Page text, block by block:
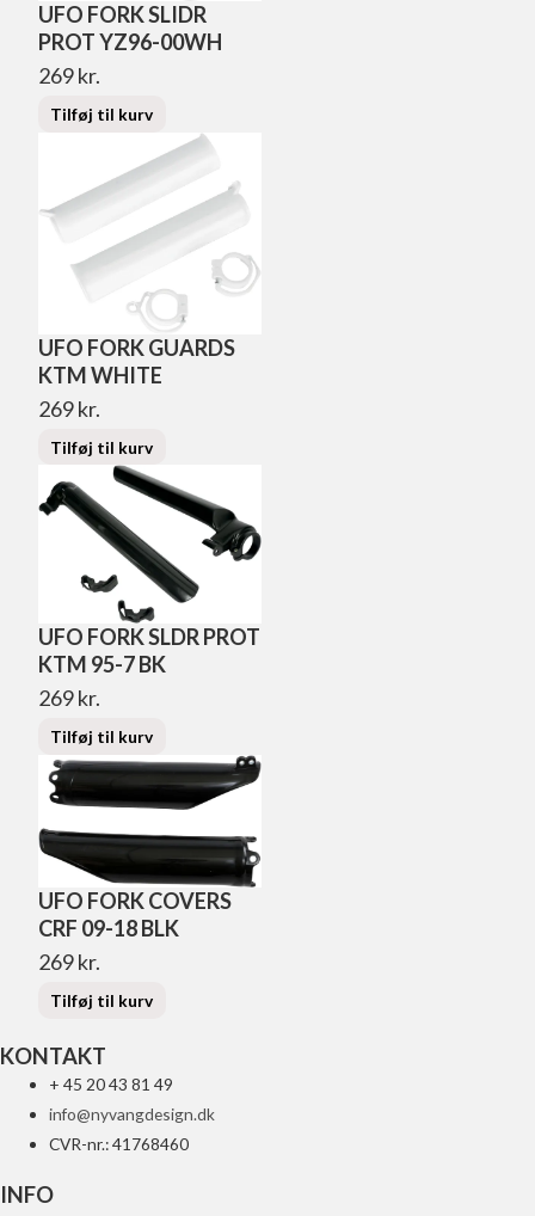
UFO FORK SLIDR
PROT YZ96-00WH
269kr.
Tilføj til kurv
UFO FORK GUARDS
KTM WHITE
269kr.
Tilføj til kurv
UFO FORK SLDR PROT
KTM 95-7 BK
269kr.
Tilføj til kurv
UFO FORK COVERS
CRF 09-18 BLK
269kr.
Tilføj til kurv
KONTAKT
+ 45 20 43 81 49
info@nyvangdesign.dk
CVR-nr.: 41768460
INFO